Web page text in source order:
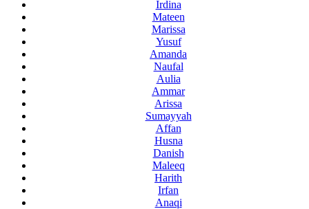
Irdina
Mateen
Marissa
Yusuf
Amanda
Naufal
Aulia
Ammar
Arissa
Sumayyah
Affan
Husna
Danish
Maleeq
Harith
Irfan
Anaqi